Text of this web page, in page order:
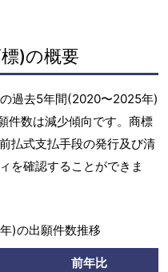
)の概要
過去5年間(2020〜2025年)
件数は減少傾向です。商標
払式支払手段の発行及び清
を確認することができま
)の出願件数推移
前年比